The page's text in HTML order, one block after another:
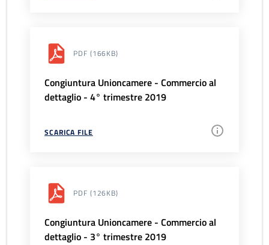
PDF (166KB)
Congiuntura Unioncamere - Commercio al
dettaglio - 4° trimestre 2019
SCARICA FILE
PDF (126KB)
Congiuntura Unioncamere - Commercio al
dettaglio - 3° trimestre 2019